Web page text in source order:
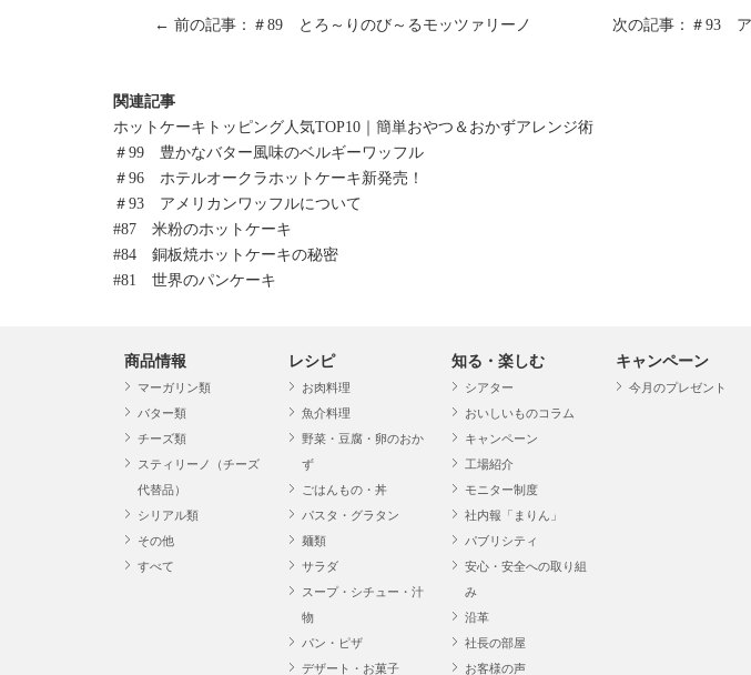
← 前の記事：＃89 とろ～りのび～るモッツァリーノ 次の記事：＃93
関連記事
ホットケーキトッピング人気TOP10｜簡単おやつ＆おかずアレンジ術
＃99 豊かなバター風味のベルギーワッフル
＃96 ホテルオークラホットケーキ新発売！
＃93 アメリカンワッフルについて
#87 米粉のホットケーキ
#84 銅板焼ホットケーキの秘密
#81 世界のパンケーキ
商品情報
マーガリン類
バター類
チーズ類
スティリーノ（チーズ
代替品）
シリアル類
その他
すべて
レシピ
お肉料理
魚介料理
野菜・豆腐・卵のおか
ず
ごはんもの・丼
パスタ・グラタン
麺類
サラダ
スープ・シチュー・汁
物
パン・ピザ
デザート・お菓子
知る・楽しむ
シアター
おいしいものコラム
キャンペーン
工場紹介
モニター制度
社内報「まりん」
パブリシティ
安心・安全への取り組
み
沿革
社長の部屋
お客様の声
キャンペーン
今月のプレゼント